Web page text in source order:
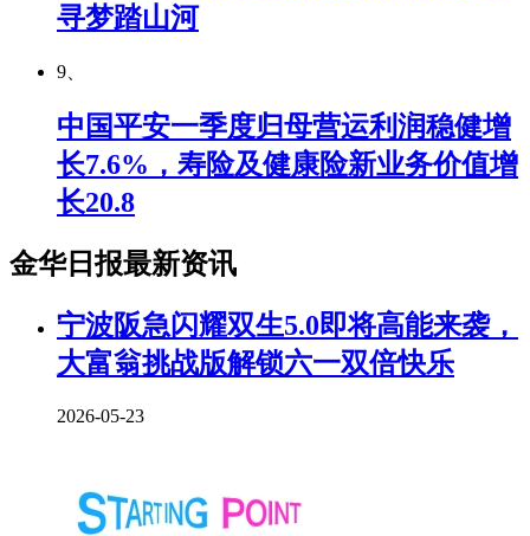
寻梦踏山河
9、
中国平安一季度归母营运利润稳健增
长7.6%，寿险及健康险新业务价值增
长20.8
金华日报最新资讯
宁波阪急闪耀双生5.0即将高能来袭，
大富翁挑战版解锁六一双倍快乐
2026-05-23